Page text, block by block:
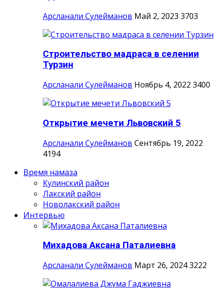
Арсланали Сулейманов Май 2, 2023 3703
Строительство мадраса в селении
Турзин
Арсланали Сулейманов Ноябрь 4, 2022 3400
Открытие мечети Львовский 5
Арсланали Сулейманов Сентябрь 19, 2022
4194
Время намаза
Кулинский район
Лакский район
Новолакский район
Интервью
Михадова Аксана Паталиевна
Арсланали Сулейманов Март 26, 20243222